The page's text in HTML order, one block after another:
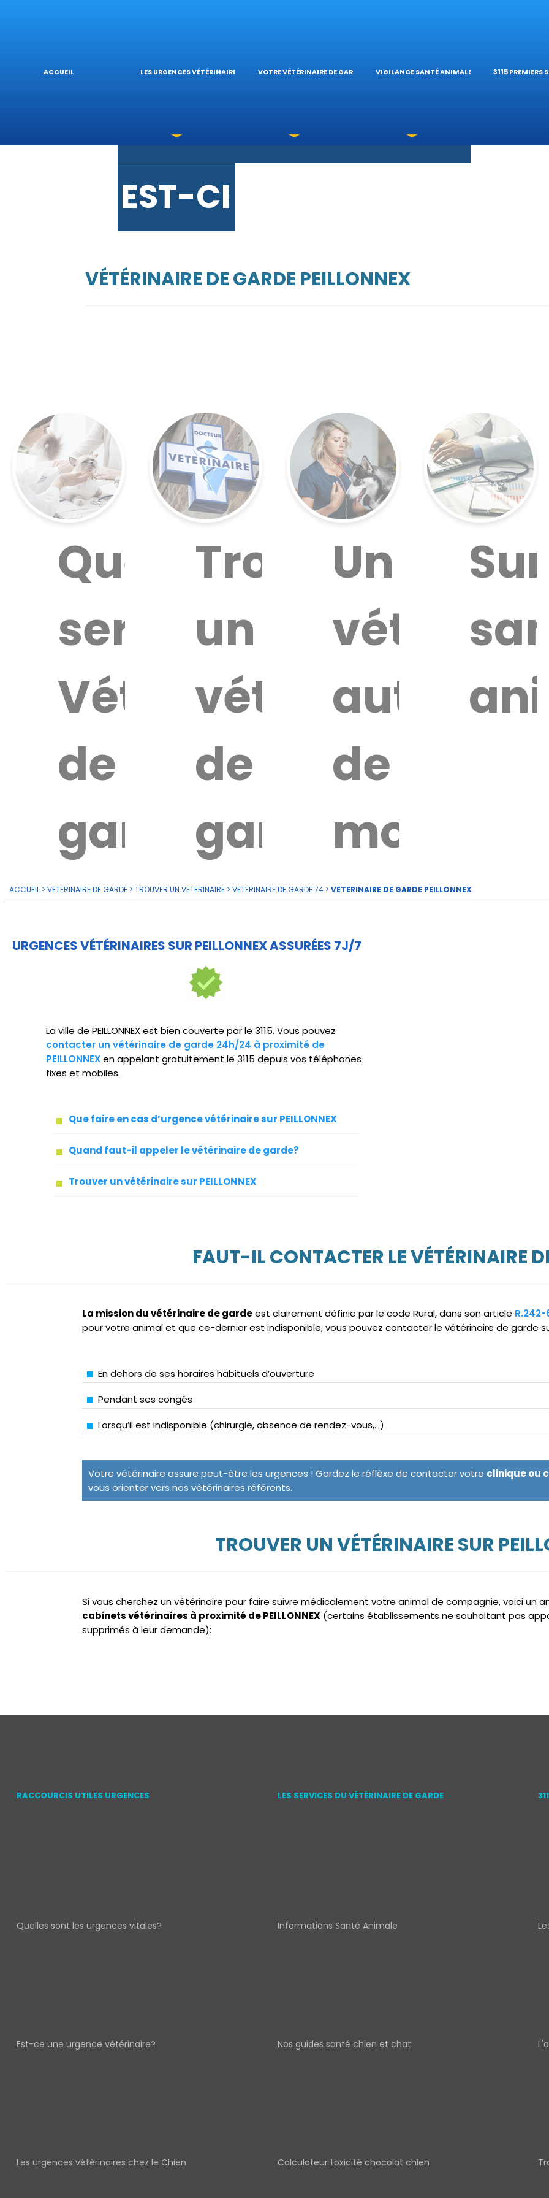
ACCUEIL LES URGENCES VÉTÉRINAIRES
URGENCES
LES INTOXICATIONS
EST-CE UNE URGENCE?
VOTRE VÉTÉRINAIRE DE GARDE
L’HÔPITAL
VÉTÉRINAIRES DU
VIGILANCE SANTÉ ANIMALE
GUIDES
3115 PREMIERS
VÉTÉRINAIRE DE GARDE PEILLONNEX
Quel
service
Vétérinaire
de
garde?
Trouver
un
vétérinaire
de
garde
Un
autour
de
moi
ACCUEIL > VETERINAIRE DE GARDE > TROUVER UN VETERINAIRE > VETERINAIRE DE GARDE 74 > VETERINAIRE DE GARDE PEILLONNEX
URGENCES VÉTÉRINAIRES SUR PEILLONNEX ASSURÉES 7J/7
La ville de PEILLONNEX est bien couverte par le 3115. Vous pouvez
contacter un vétérinaire de garde 24h/24 à proximité de
PEILLONNEXen appelant gratuitement le 3115 depuis vos téléphones
fixes et mobiles.
Que faire en cas d’urgence vétérinaire sur PEILLONNEX
Quand faut-il appeler le vétérinaire de garde?
Trouver un vétérinaire sur PEILLONNEX
FAUT-IL CONTACTER LE VÉTÉRINAIRE
La mission du vétérinaire de gardeest clairement définie par le code Rural, dans son article R.242-
pour votre animal et que ce-dernier est indisponible, vous pouvez contacter le vétérinaire de garde sur
En dehors de ses horaires habituels d’ouverture
Pendant ses congés
Lorsqu’il est indisponible (chirurgie, absence de rendez-vous,...)
Votre vétérinaire assure peut-être les urgences ! Gardez le réflèxe de contacter votre clinique ou
vous orienter vers nos vétérinaires référents.
TROUVER UN VÉTÉRINAIRE SUR
Si vous cherchez un vétérinaire pour faire suivre médicalement votre animal de compagnie, voici un
cabinets vétérinaires à proximité de PEILLONNEX (certains établissements ne souhaitant pas
supprimés à leur demande):
RACCOURCIS UTILES URGENCES
Quelles sont les urgences vitales?
Est-ce une urgence vétérinaire?
Les urgences vétérinaires chez le Chien
LES SERVICES DU VÉTÉRINAIRE DE GARDE
Informations Santé Animale
Nos guides santé chien et chat
Calculateur toxicité chocolat chien